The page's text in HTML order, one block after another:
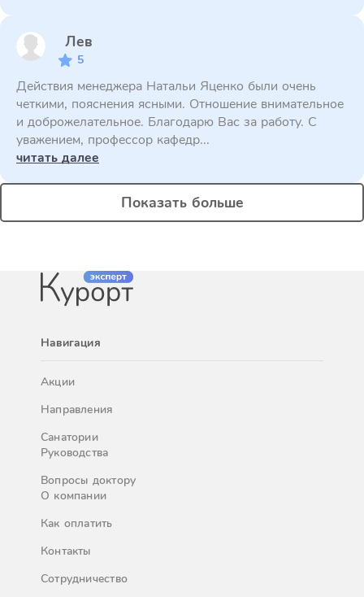
Лев
5
Действия менеджера Натальи Яценко были очень
четкими, пояснения ясными. Отношение внимательное
и доброжелательное. Благодарю Вас за работу. С
уважением, профессор кафедр...
читать далее
Показать больше
Навигация
Акции
Направления
Санатории
Руководства
Вопросы доктору
О компании
Как оплатить
Контакты
Сотрудничество